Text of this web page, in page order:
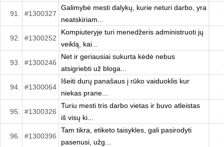
91. #1300327
Galimybė mesti dalykų, kurie neturi darbo, yra
neatskiriam...
92. #1300252
Kompiuteryje turi menedžeris administruoti jų
veiklą, kai...
93. #1300246
Net ir geriausiai sukurta kėdė nebus
atsigriebti už bloga...
94. #1300064
Išeiti durų panašaus į rūko vaiduoklis kur
niekas prane...
95. #1300326
Turiu mesti tris darbo vietas ir buvo atleistas
iš visų ki...
96. #1300396
Tam tikra, etiketo taisykles, gali pasirodyti
pasenusi, užg...